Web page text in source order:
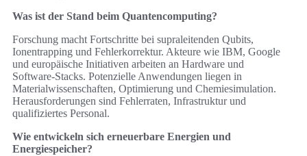
Was ist der Stand beim Quantencomputing?
Forschung macht Fortschritte bei supraleitenden Qubits,
Ionentrapping und Fehlerkorrektur. Akteure wie IBM, Google
und europäische Initiativen arbeiten an Hardware und
Software‑Stacks. Potenzielle Anwendungen liegen in
Materialwissenschaften, Optimierung und Chemiesimulation.
Herausforderungen sind Fehlerraten, Infrastruktur und
qualifiziertes Personal.
Wie entwickeln sich erneuerbare Energien und
Energiespeicher?